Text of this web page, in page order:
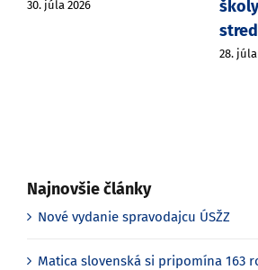
30. júla 2026
28. júla
Najnovšie články
Nové vydanie spravodajcu ÚSŽZ
Matica slovenská si pripomína 163